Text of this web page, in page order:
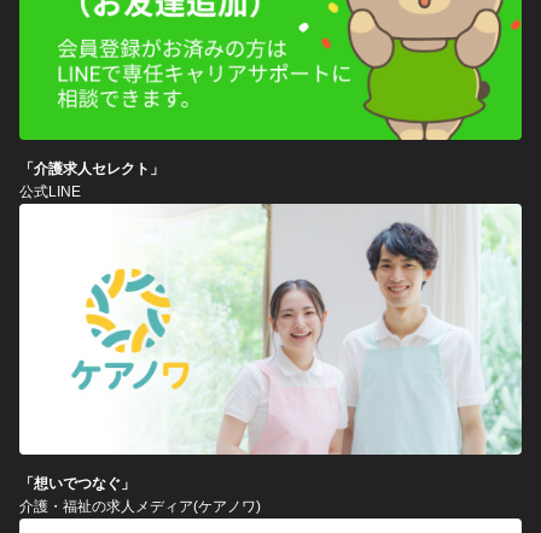
「介護求人セレクト」
公式LINE
「想いでつなぐ」
介護・福祉の求人メディア(ケアノワ)